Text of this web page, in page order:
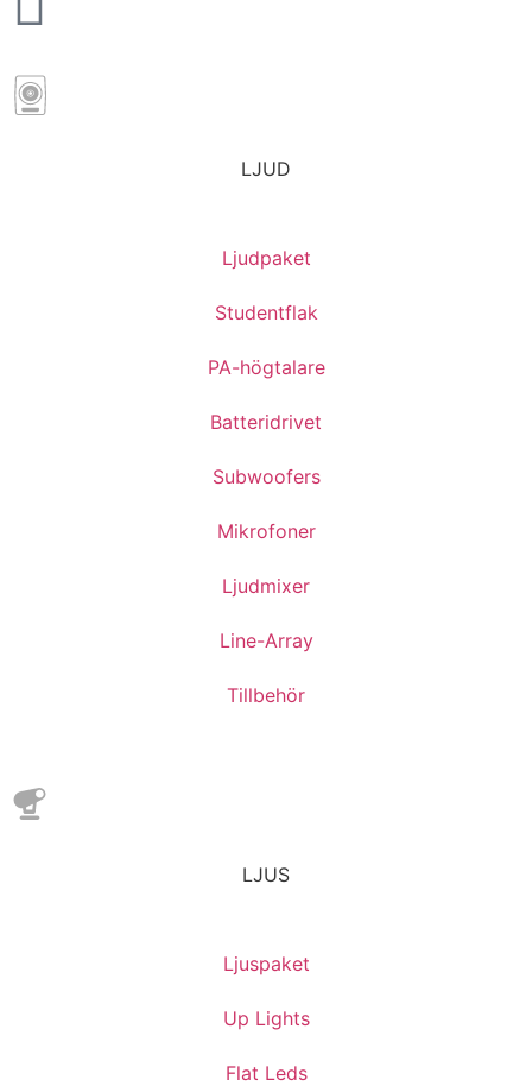
LJUD
Ljudpaket
Studentflak
PA-högtalare
Batteridrivet
Subwoofers
Mikrofoner
Ljudmixer
Line-Array
Tillbehör
LJUS
Ljuspaket
Up Lights
Flat Leds